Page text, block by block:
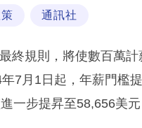
通訊社
終規則，將使數百萬
7月1日起，年薪門檻
一步提昇至58,656美元